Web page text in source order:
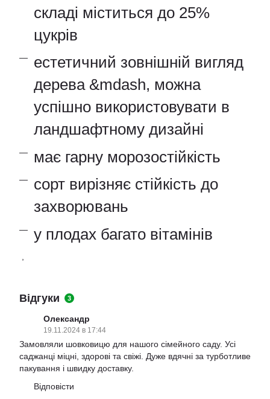
складі міститься до 25%
цукрів
естетичний зовнішній вигляд
дерева &mdash, можна
успішно використовувати в
ландшафтному дизайні
має гарну морозостійкість
сорт вирізняє стійкість до
захворювань
у плодах багато вітамінів
Відгуки 3
Олександр
19.11.2024 в 17:44
Замовляли шовковицю для нашого сімейного саду. Усі
саджанці міцні, здорові та свіжі. Дуже вдячні за турботливе
пакування і швидку доставку.
Відповісти